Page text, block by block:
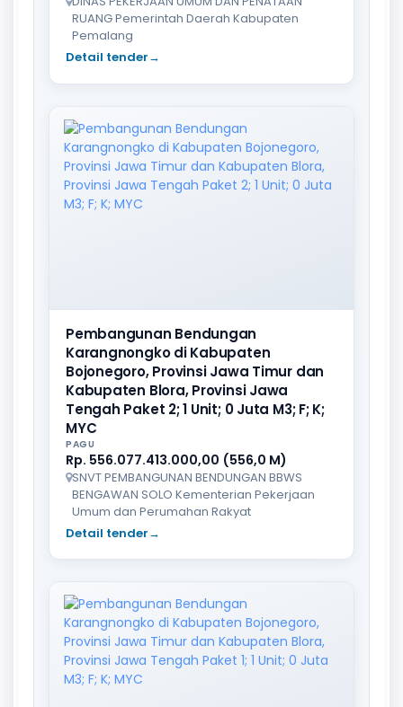
RUANG Pemerintah Daerah Kabupaten
Pemalang
Detail tender→
Pembangunan Bendungan
Karangnongko di Kabupaten
Bojonegoro, Provinsi Jawa Timur dan
Kabupaten Blora, Provinsi Jawa
Tengah Paket 2; 1 Unit; 0 Juta M3; F; K;
MYC
PAGU
Rp. 556.077.413.000,00 (556,0 M)
SNVT PEMBANGUNAN BENDUNGAN BBWS
BENGAWAN SOLO Kementerian Pekerjaan
Umum dan Perumahan Rakyat
Detail tender→